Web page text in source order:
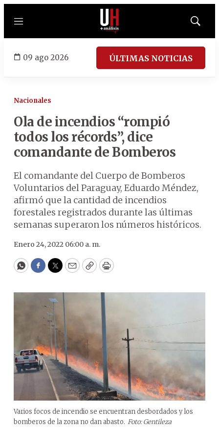
Menú
Mostrar
09 ago 2026 ÚLTIMAS NOTICIAS
Nacionales
Ola de incendios “rompió
todos los récords”, dice
comandante de Bomberos
El comandante del Cuerpo de Bomberos
Voluntarios del Paraguay, Eduardo Méndez,
afirmó que la cantidad de incendios
forestales registrados durante las últimas
semanas superaron los números históricos.
Enero 24, 2022 06:00 a. m.
WhatsApp
Facebook
Twitter
EmailCopyPrint
Varios focos de incendio se encuentran desbordados y los
bomberos de la zona no dan abasto. Foto: Gentileza